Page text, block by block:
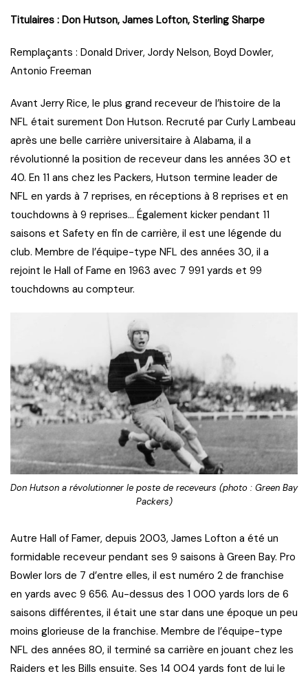
Titulaires : Don Hutson, James Lofton, Sterling Sharpe
Remplaçants : Donald Driver, Jordy Nelson, Boyd Dowler,
Antonio Freeman
Avant Jerry Rice, le plus grand receveur de l’histoire de la
NFL était surement Don Hutson. Recruté par Curly Lambeau
après une belle carrière universitaire à Alabama, il a
révolutionné la position de receveur dans les années 30 et
40. En 11 ans chez les Packers, Hutson termine leader de
NFL en yards à 7 reprises, en réceptions à 8 reprises et en
touchdowns à 9 reprises… Également kicker pendant 11
saisons et Safety en fin de carrière, il est une légende du
club. Membre de l’équipe-type NFL des années 30, il a
rejoint le Hall of Fame en 1963 avec 7 991 yards et 99
touchdowns au compteur.
Don Hutson a révolutionner le poste de receveurs (photo : Green Bay
Packers)
Autre Hall of Famer, depuis 2003, James Lofton a été un
formidable receveur pendant ses 9 saisons à Green Bay. Pro
Bowler lors de 7 d’entre elles, il est numéro 2 de franchise
en yards avec 9 656. Au-dessus des 1 000 yards lors de 6
saisons différentes, il était une star dans une époque un peu
moins glorieuse de la franchise. Membre de l’équipe-type
NFL des années 80, il terminé sa carrière en jouant chez les
Raiders et les Bills ensuite. Ses 14 004 yards font de lui le